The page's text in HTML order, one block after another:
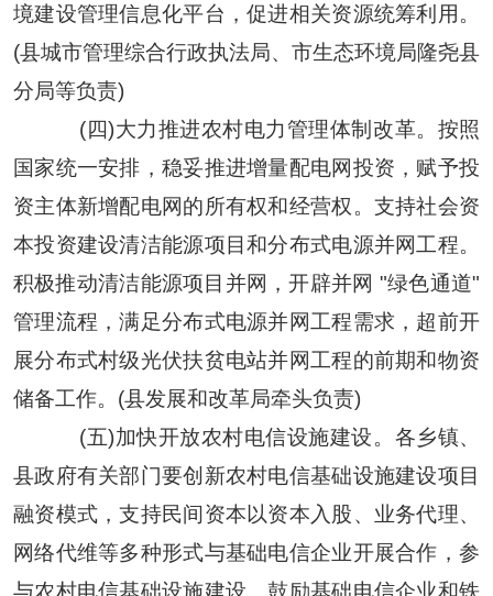
境建设管理信息化平台，促进相关资源统筹利用。
(县城市管理综合行政执法局、市生态环境局隆尧县
分局等负责)
(四)大力推进农村电力管理体制改革。按照
国家统一安排，稳妥推进增量配电网投资，赋予投
资主体新增配电网的所有权和经营权。支持社会资
本投资建设清洁能源项目和分布式电源并网工程。
积极推动清洁能源项目并网，开辟并网 "绿色通道"
管理流程，满足分布式电源并网工程需求，超前开
展分布式村级光伏扶贫电站并网工程的前期和物资
储备工作。(县发展和改革局牵头负责)
(五)加快开放农村电信设施建设。各乡镇、
县政府有关部门要创新农村电信基础设施建设项目
融资模式，支持民间资本以资本入股、业务代理、
网络代维等多种形式与基础电信企业开展合作，参
与农村电信基础设施建设。鼓励基础电信企业和铁